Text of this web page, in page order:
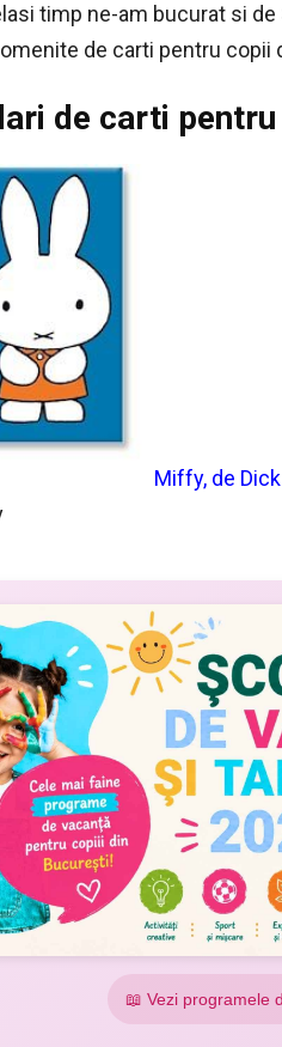
timp ne-am bucurat si
de carti pentru copii
de carti
Miffy, de
📖 Vezi programele